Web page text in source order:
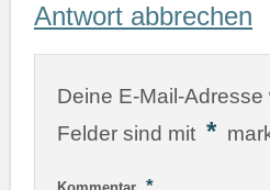
Antwort abbrechen
Deine E-Mail-
Felder sind mit *
Kommentar *